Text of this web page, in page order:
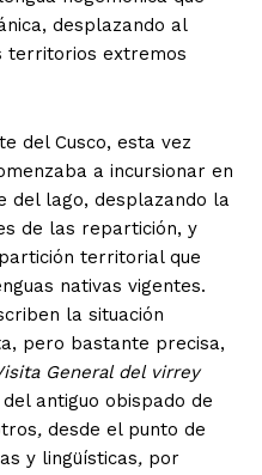
desplazando al
territorios extremos
del Cusco, esta vez
a incursionar en
del lago, desplazando la
de las repartición, y
territorial que
nativas vigentes.
la situación
pero bastante precisa,
General del virrey
del antiguo obispado de
, desde el punto de
y lingüísticas, por